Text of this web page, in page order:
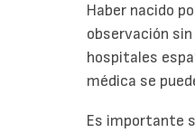
Haber nacido
observación
hospitales
médica se
Es importante